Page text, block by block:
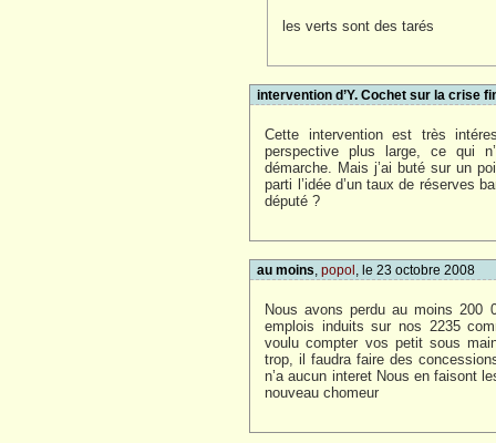
les verts sont des tarés
intervention d’Y. Cochet sur la crise
Cette intervention est très
perspective plus large, ce qui
démarche. Mais j’ai buté sur un
parti l’idée d’un taux de réserves
député ?
au moins ,popol , le 23 octobre 2008
Nous avons perdu au moins 200
emplois induits sur nos 2235
voulu compter vos petit sous
trop, il faudra faire des
n’a aucun interet Nous en faisont
nouveau chomeur